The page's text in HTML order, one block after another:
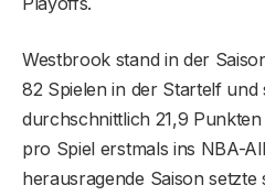
Westbrook stand in der
82 Spielen in der Startelf und
durchschnittlich 21,9
pro Spiel erstmals ins NBA-
herausragende Saison